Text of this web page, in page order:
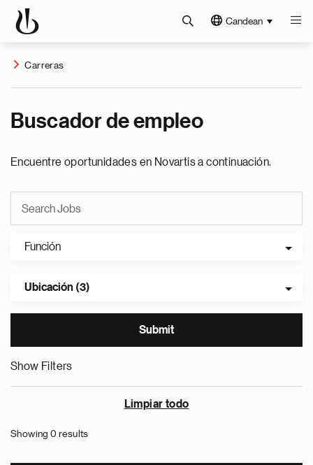
Candean
Carreras
Buscador de empleo
Encuentre oportunidades en Novartis a continuación.
Función
Ubicación (3)
Show Filters
Limpiar todo
Showing 0 results